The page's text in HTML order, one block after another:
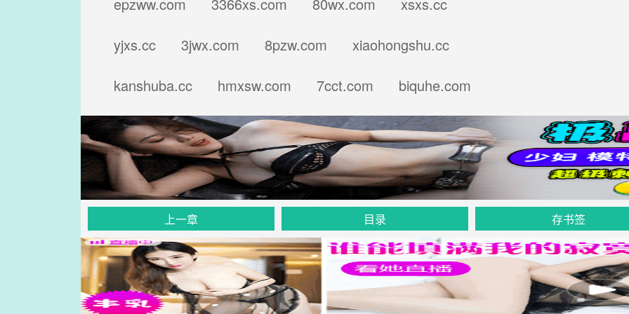
yjxs.cc 3jwx.com 8pzw.com xiaohongshu.cc
kanshuba.cc hmxsw.com 7cct.com biquhe.com
上一章 目录 存书签